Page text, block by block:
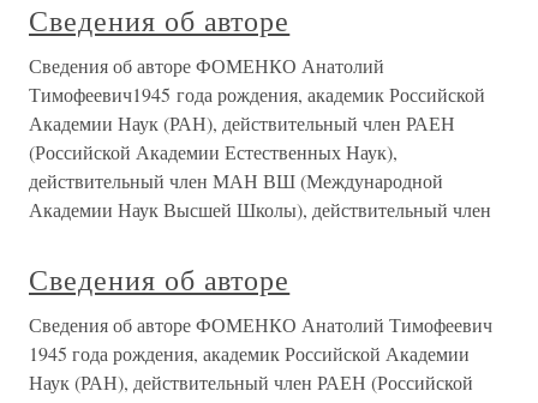
Сведения об авторе
Сведения об авторе ФОМЕНКО Анатолий
Тимофеевич1945 года рождения, академик Российской
Академии Наук (РАН), действительный член РАЕН
(Российской Академии Естественных Наук),
действительный член МАН ВШ (Международной
Академии Наук Высшей Школы), действительный член
Сведения об авторе
Сведения об авторе ФОМЕНКО Анатолий Тимофеевич
1945 года рождения, академик Российской Академии
Наук (РАН), действительный член РАЕН (Российской